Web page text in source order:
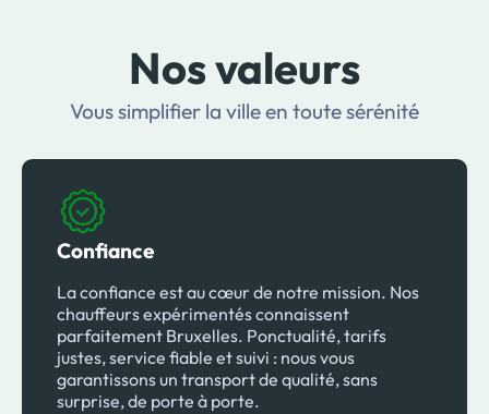
Nos valeurs
Vous simplifier la ville en toute sérénité
Confiance
La confiance est au cœur de notre mission. Nos
chauffeurs expérimentés connaissent
parfaitement Bruxelles. Ponctualité, tarifs
justes, service fiable et suivi : nous vous
garantissons un transport de qualité, sans
surprise, de porte à porte.